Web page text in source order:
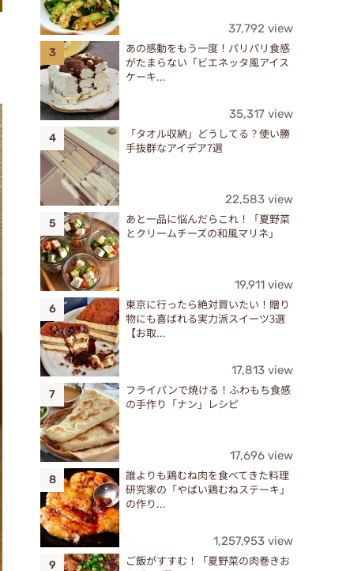
37,792 view
あの感動をもう一度！パリパリ食感
がたまらない「ビエネッタ風アイス
ケーキ...
35,317 view
「タオル収納」どうしてる？使い勝
手抜群なアイデア7選
22,583 view
あと一品に悩んだらこれ！「夏野菜
とクリームチーズの和風マリネ」
19,911 view
東京に行ったら絶対買いたい！贈り
物にも喜ばれる実力派スイーツ3選
【お取...
17,813 view
フライパンで焼ける！ふわもち食感
の手作り「ナン」レシピ
17,696 view
誰よりも鶏むね肉を食べてきた料理
研究家の「やばい鶏むねステーキ」
の作り...
1,257,953 view
ご飯がすすむ！「夏野菜の肉巻きお